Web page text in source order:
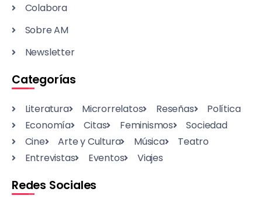
Colabora
Sobre AM
Newsletter
Categorías
Literatura Microrrelatos Reseñas
Política
Economía
Citas Feminismos
Sociedad
Cine
Arte y Cultura Música
Teatro
Entrevistas
Eventos Viajes
Redes Sociales